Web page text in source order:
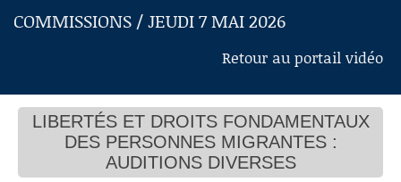
EN DIRECT
RECHERCHE
AIDE À LA DÉCOUPE
DE VIDÉOS
Séance publique
Questions au Gouvernement
Commissions
Présidence
Évènements
COMMISSIONS / JEUDI 7 MAI 2026
Retour au portail vidéo
LIBERTÉS ET DROITS FONDAMENTAUX
DES PERSONNES MIGRANTES :
AUDITIONS DIVERSES
Audition de représentantes des associations :